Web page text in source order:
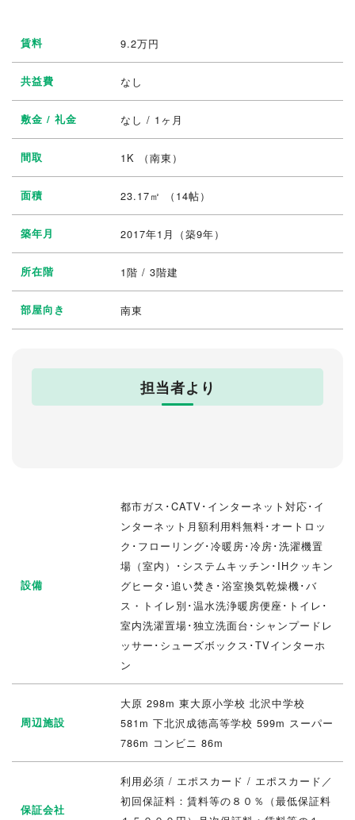
賃料 9.2万円
共益費 なし
敷金 / 礼金 なし / 1ヶ月
間取 1K （南東）
面積 23.17㎡ （14帖）
築年月 2017年1月（築9年）
所在階 1階 / 3階建
部屋向き 南東
担当者より
設備
都市ガス･CATV･インターネット対応･イ
ンターネット月額利用料無料･オートロッ
ク･フローリング･冷暖房･冷房･洗濯機置
場（室内）･システムキッチン･IHクッキン
グヒータ･追い焚き･浴室換気乾燥機･バ
ス・トイレ別･温水洗浄暖房便座･トイレ･
室内洗濯置場･独立洗面台･シャンプードレ
ッサー･シューズボックス･TVインターホ
ン
周辺施設
大原 298m 東大原小学校 北沢中学校
581m 下北沢成徳高等学校 599m スーパー
786m コンビニ 86m
保証会社
利用必須 / エポスカード / エポスカード／
初回保証料：賃料等の８０％（最低保証料